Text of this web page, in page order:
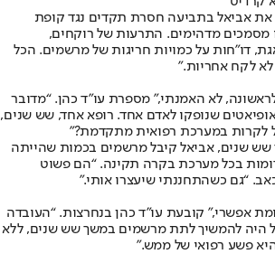
את אביאל בתביעה חסרת תקדים נגד קופת
מסמכים מדהימים. התרעות של רוקחים,
דו”חות על כמויות חריגות של מרשמים. הכל
לקח אחריות.”
לא האמנתי,” מספרת עו”ד כהן. “מדובר
שנופקו לאדם אחד. רופא אחד, שש שנים,
לקרות במערכת רפואית מתקדמת?”
שנים, אביאל קיבל מרשמים בכמות שהייתה
בכל מערכת בקרה תקינה. “הם פשוט
“גם כשהתחננתי שיעצרו אותי.”
אפשרי,” קובעת עו”ד כהן בנחרצות. “העובדה
היה להמשיך לתת מרשמים במשך שש שנים, ללא
פשע רפואי של ממש.”